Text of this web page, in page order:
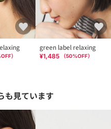
）
green label relaxing
¥1,485 （50%OFF）